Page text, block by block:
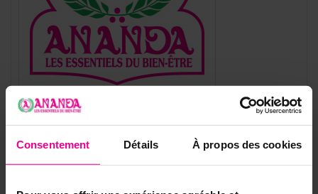
Consentement Détails À propos des cookies
Fiche technique
Métal